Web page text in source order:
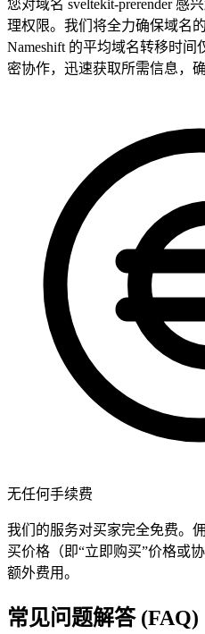
您对域名 sveltekit-prerender 感
理权限。我们将全力确保域名
Nameshift 的平均域名转移时
密协作，迅速获取所需信息，
无任何手续费
我们的服务对买家完全免费。
买价格（即“立即购买”价格或
额外费用。
常见问题解答 (FAQ)